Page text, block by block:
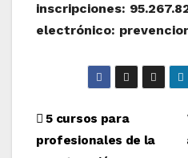
inscripciones:
electrónico:
Navegación
5 cursos para
profesionales de la